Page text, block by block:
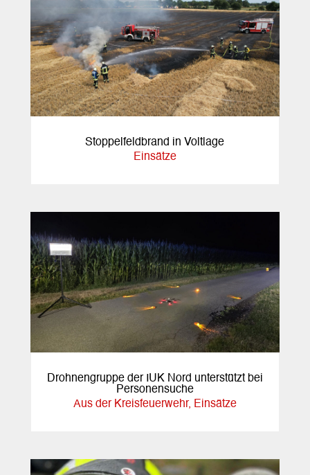
Stoppelfeldbrand in Voltlage
Einsätze
Drohnengruppe der IUK Nord unterstützt bei
Personensuche
Aus der Kreisfeuerwehr, Einsätze